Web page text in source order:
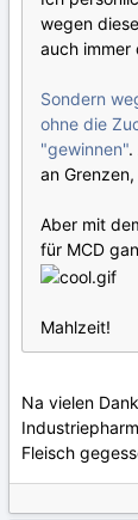
wegen
auch immer
Sondern
ohne die
"gewinnen".
an
Aber mit
für MCD
Mahlzeit!
Na vielen
Fleisch